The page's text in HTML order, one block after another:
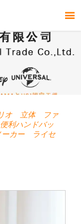

オ 立体 ファ
ハンドバッ
カー ライセ